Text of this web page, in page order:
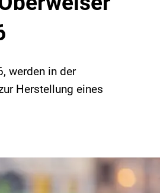
werden in der
Herstellung eines